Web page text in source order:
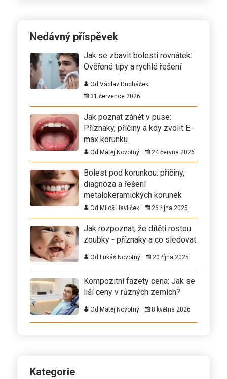
Nedávný příspěvek
Jak se zbavit bolesti rovnátek:
Ověřené tipy a rychlé řešení
Od Václav Ducháček
31 července 2026
Jak poznat zánět v puse:
Příznaky, příčiny a kdy zvolit E-
max korunku
Od Matěj Novotný 24 června 2026
Bolest pod korunkou: příčiny,
diagnóza a řešení
metalokeramických korunek
Od Miloš Havlíček 26 října 2025
Jak rozpoznat, že dítěti rostou
zoubky - příznaky a co sledovat
Od Lukáš Novotný 20 října 2025
Kompozitní fazety cena: Jak se
liší ceny v různých zemích?
Od Matěj Novotný 8 května 2026
Kategorie